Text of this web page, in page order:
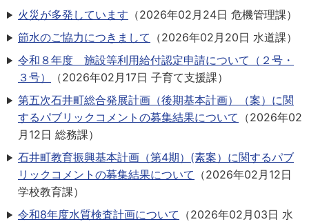
火災が多発しています （2026年02月24日 危機管理課）
節水のご協力につきまして （2026年02月20日 水道課）
令和８年度 施設等利用給付認定申請について（２号・
３号）
（2026年02月17日 子育て支援課）
第五次石井町総合発展計画（後期基本計画）（案）に関
するパブリックコメントの募集結果について （2026年02
月12日 総務課）
石井町教育振興基本計画（第4期）(素案）に関するパブ
リックコメントの募集結果について （2026年02月12日
学校教育課）
令和8年度水質検査計画について （2026年02月03日 水